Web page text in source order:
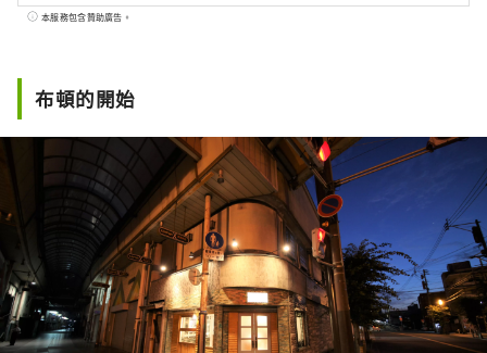
過時光，那裡的時間平靜地流淌。 我喜歡聽人
談，分享一些安靜的時光。
本服務包含贊助廣告。
布頓的開始